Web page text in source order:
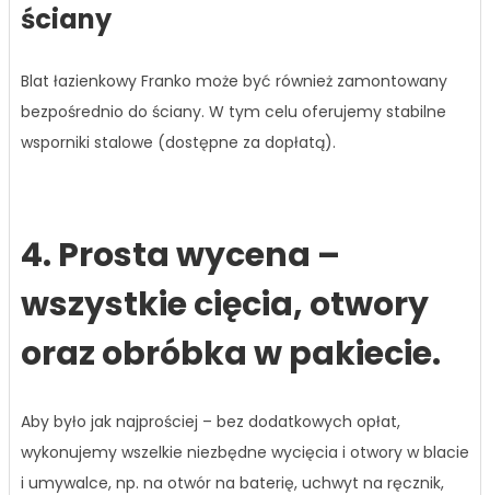
ściany
Blat łazienkowy Franko może być również zamontowany
bezpośrednio do ściany. W tym celu oferujemy stabilne
wsporniki stalowe (dostępne za dopłatą).
4. Prosta wycena –
wszystkie cięcia, otwory
oraz obróbka w pakiecie.
Aby było jak najprościej – bez dodatkowych opłat,
wykonujemy wszelkie niezbędne wycięcia i otwory w blacie
i umywalce, np. na otwór na baterię, uchwyt na ręcznik,